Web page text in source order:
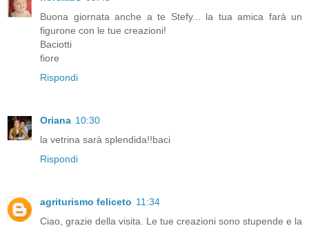
Buona giornata anche a te Stefy... la tua amica farà un
figurone con le tue creazioni!
Baciotti
fiore
Rispondi
Oriana 10:30
la vetrina sarà splendida!!baci
Rispondi
agriturismo feliceto 11:34
Ciao, grazie della visita. Le tue creazioni sono stupende e la